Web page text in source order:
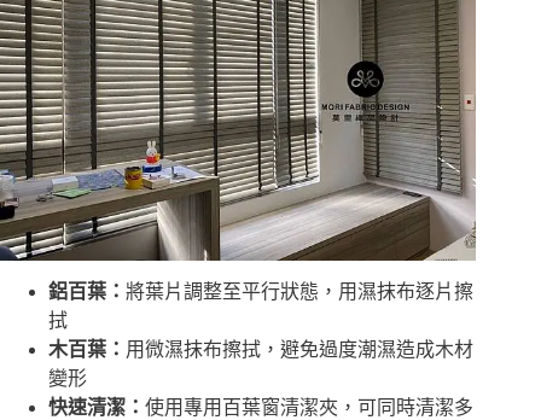
鋁百葉： 將葉片調整至平行狀態，用濕抹布逐片擦
拭
木百葉： 用微濕抹布擦拭，避免過度潮濕造成木材
變形
快速清潔： 使用專用百葉窗清潔夾，可同時清潔多